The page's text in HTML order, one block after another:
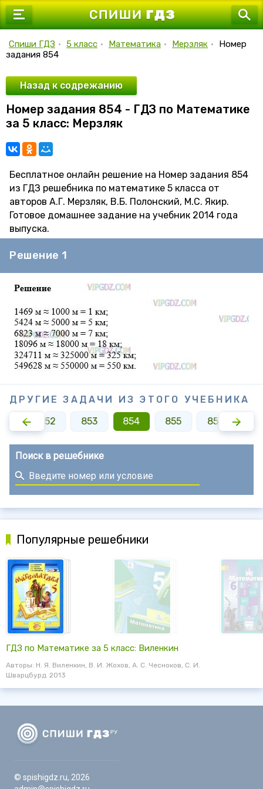
7 класс
9 класс
10 класс
11 класс
Спиши ГДЗ • 5 класс • Математика • Мерзляк •
Номер
задания 854
Назад к содрежанию
Номер задания 854 - ГДЗ по Математике
за 5 класс: Мерзляк
Бесплатное онлайн решение на Номер задания 854
из ГДЗ решебника по математике 5 класса от
авторов А.Г. Мерзляк, В.Б. Полонский, М.С. Якир.
Готовое домашнее задание на учебник 2014 года
выпуска.
Решение 1
ДРУГИЕ ЗАДАЧИ ИЗ ЭТОГО УЧЕБНИКА
852 853 854 855 856
Поиск в решебнике
Популярные решебники
ГДЗ по Математике за 5 класс: Виленкин
Авторы: Н. Я. Виленкин, В. И. Жохов, А. С. Чесноков, С. И.
Шварцбурд. 2013
© spishigdz.ru, 2026